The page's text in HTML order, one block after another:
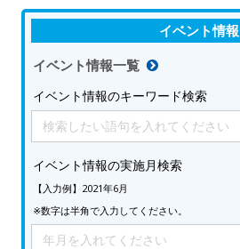
イベント情報
イベント情報一覧
イベント情報のキーワード検索
Search
for:
イベント情報の実施月検索
【入力例】2021年6月
※数字は半角で入力してください。
Search
for: